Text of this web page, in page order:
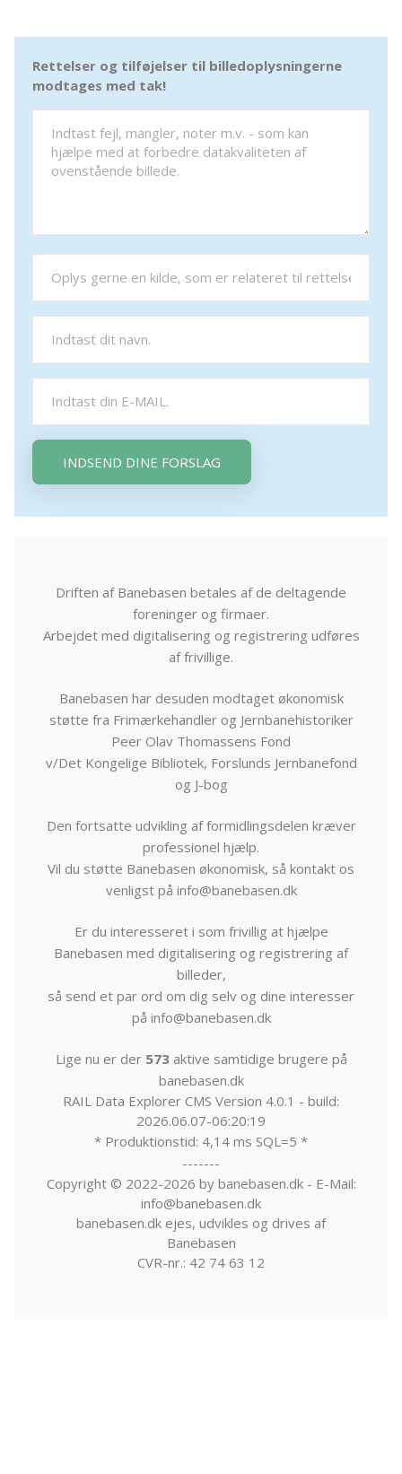
Rettelser og tilføjelser til billedoplysningerne
modtages med tak!
INDSEND DINE FORSLAG
Driften af Banebasen betales af de deltagende
foreninger og firmaer.
Arbejdet med digitalisering og registrering udføres
af frivillige.
Banebasen har desuden modtaget økonomisk
støtte fra Frimærkehandler og Jernbanehistoriker
Peer Olav Thomassens Fond
v/Det Kongelige Bibliotek, Forslunds Jernbanefond
og J-bog
Den fortsatte udvikling af formidlingsdelen kræver
professionel hjælp.
Vil du støtte Banebasen økonomisk, så kontakt os
venligst på info@banebasen.dk
Er du interesseret i som frivillig at hjælpe
Banebasen med digitalisering og registrering af
billeder,
så send et par ord om dig selv og dine interesser
på info@banebasen.dk
Lige nu er der 573aktive samtidige brugere på
banebasen.dk
RAIL Data Explorer CMS Version 4.0.1 - build:
2026.06.07-06:20:19
* Produktionstid: 4,14 ms SQL=5 *
-------
Copyright © 2022-2026 by banebasen.dk - E-Mail:
info@banebasen.dk
banebasen.dk ejes, udvikles og drives af
Banebasen
CVR-nr.: 42 74 63 12